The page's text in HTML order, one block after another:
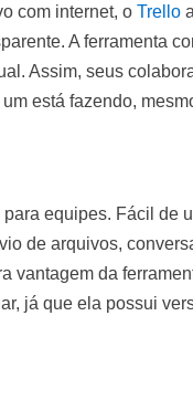
com internet, o Trello
A ferramenta
Assim, seus
está fazendo,
para equipes. Fácil de
de arquivos,
vantagem da
já que ela possui